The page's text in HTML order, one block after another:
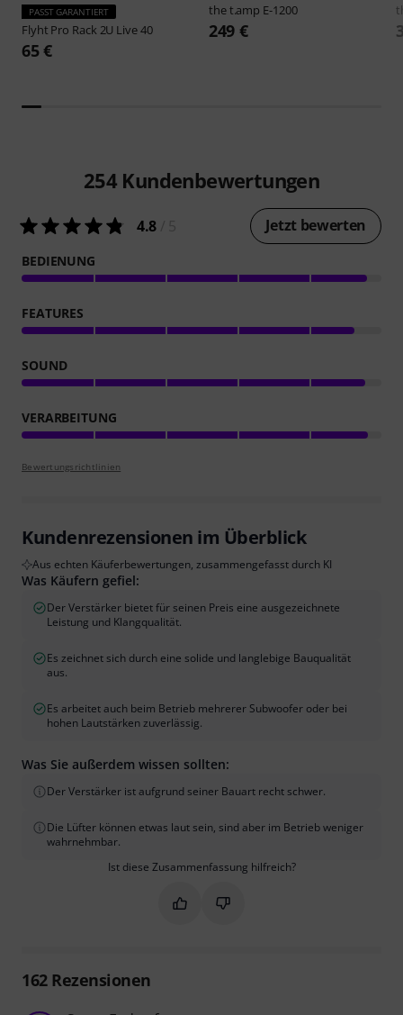
PASST GARANTIERT
Flyht Pro Rack 2U Live 40
65 €
the t.amp E-1200
249 €
254 Kundenbewertungen
4.8 Jetzt bewerten
BEDIENUNG
FEATURES
SOUND
VERARBEITUNG
Bewertungsrichtlinien
Kundenrezensionen im Überblick
Aus echten Käuferbewertungen, zusammengefasst durch KI
Was Käufern gefiel:
Der Verstärker bietet für seinen Preis eine ausgezeichnete
Leistung und Klangqualität.
Es zeichnet sich durch eine solide und langlebige Bauqualität
aus.
Es arbeitet auch beim Betrieb mehrerer Subwoofer oder bei
hohen Lautstärken zuverlässig.
Was Sie außerdem wissen sollten:
Der Verstärker ist aufgrund seiner Bauart recht schwer.
Die Lüfter können etwas laut sein, sind aber im Betrieb weniger
wahrnehmbar.
Ist diese Zusammenfassung hilfreich?
Markieren Sie diese
Markieren Sie diese
162Rezensionen